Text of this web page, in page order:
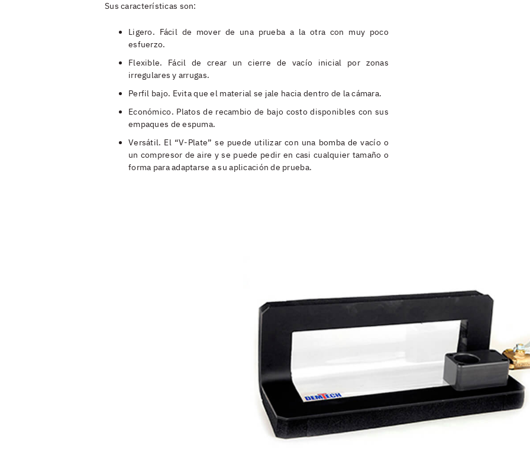
Sus características son:
Ligero. Fácil de mover de una prueba a la otra con muy poco
esfuerzo.
Flexible. Fácil de crear un cierre de vacío inicial por zonas
irregulares y arrugas.
Perfil bajo. Evita que el material se jale hacia dentro de la cámara.
Económico. Platos de recambio de bajo costo disponibles con sus
empaques de espuma.
Versátil. El “V-Plate” se puede utilizar con una bomba de vacío o
un compresor de aire y se puede pedir en casi cualquier tamaño o
forma para adaptarse a su aplicación de prueba.